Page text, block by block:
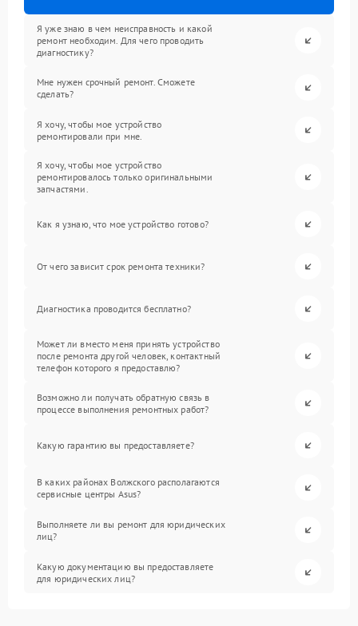
Я уже знаю в чем неисправность и какой
ремонт необходим. Для чего проводить
диагностику?
Мне нужен срочный ремонт. Сможете
сделать?
Я хочу, чтобы мое устройство
ремонтировали при мне.
Я хочу, чтобы мое устройство
ремонтировалось только оригинальными
запчастями.
Как я узнаю, что мое устройство готово?
От чего зависит срок ремонта техники?
Диагностика проводится бесплатно?
Может ли вместо меня принять устройство
после ремонта другой человек, контактный
телефон которого я предоставлю?
Возможно ли получать обратную связь в
процессе выполнения ремонтных работ?
Какую гарантию вы предоставляете?
В каких районах Волжского располагаются
сервисные центры Asus?
Выполняете ли вы ремонт для юридических
лиц?
Какую документацию вы предоставляете
для юридических лиц?